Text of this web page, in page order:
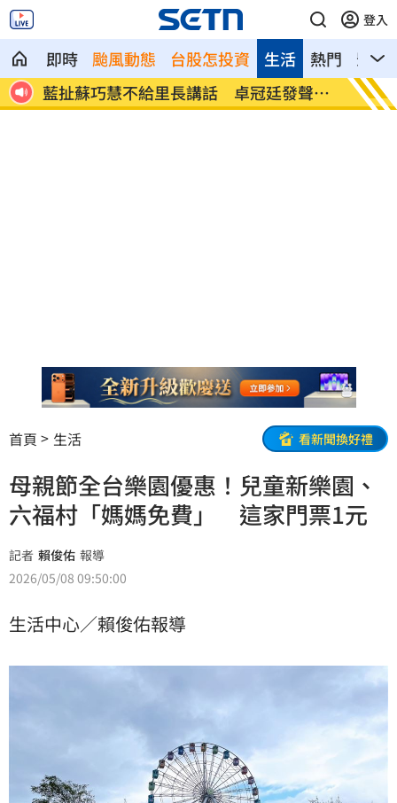
登入
即時 颱風動態 台股怎投資 熱門 影音
生活
打
11縣市明停水！「最長11小時」影響範圍
曝
新／
溝
首頁 生活 看新聞換好禮
母親節全台樂園優惠！兒童新樂園、
六福村「媽媽免費」 這家門票1元
記者 賴俊佑 報導
2026/05/08 09:50:00
生活中心／賴俊佑報導